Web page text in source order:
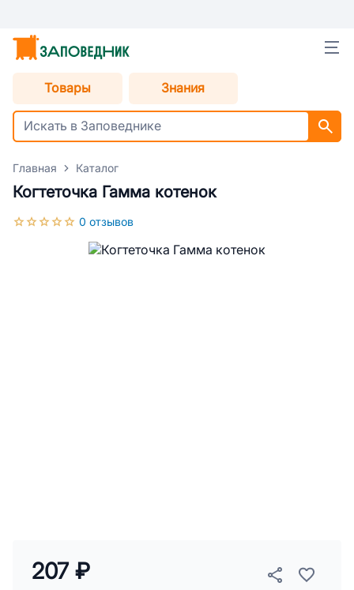
Товары Знания
Главная Каталог
Когтеточка Гамма котенок
0 отзывов
207 ₽